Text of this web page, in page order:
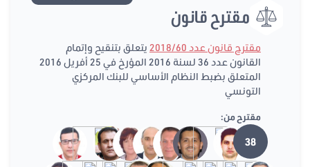
مقترح قانون
مقترح قانون عدد 2018/60
يتعلق بتنقيح وإتمام
القانون عدد 36 لسنة 2016 المؤرخ في 25 أفريل 2016
المتعلق بضبط النظام الأساسي للبنك المركزي
التونسي
مقترح من:
38